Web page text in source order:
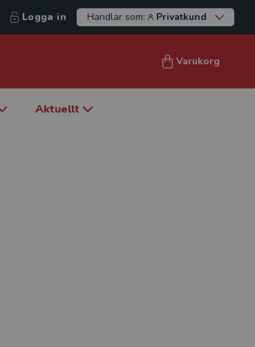
Logga in Handlar som: Privatkund
Varukorg
Aktuellt